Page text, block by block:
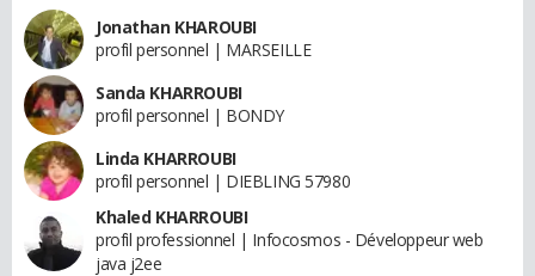
Jonathan KHAROUBI
profil personnel | MARSEILLE
Sanda KHARROUBI
profil personnel | BONDY
Linda KHARROUBI
profil personnel | DIEBLING 57980
Khaled KHARROUBI
profil professionnel | Infocosmos - Développeur web
java j2ee